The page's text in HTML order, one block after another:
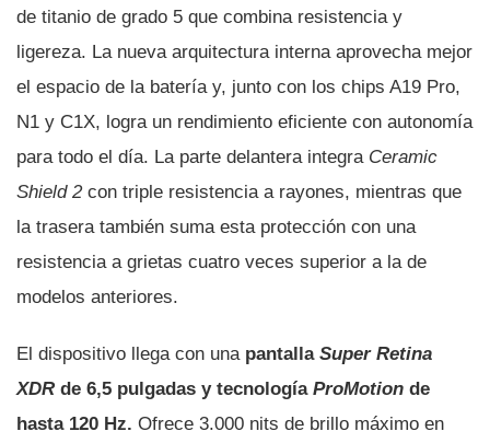
de titanio de grado 5 que combina resistencia y
ligereza. La nueva arquitectura interna aprovecha mejor
el espacio de la batería y, junto con los chips A19 Pro,
N1 y C1X, logra un rendimiento eficiente con autonomía
para todo el día. La parte delantera integra Ceramic
Shield 2con triple resistencia a rayones, mientras que
la trasera también suma esta protección con una
resistencia a grietas cuatro veces superior a la de
modelos anteriores.
El dispositivo llega con una pantallaSuper Retina
XDR de 6,5 pulgadas y tecnología ProMotion de
hasta 120 Hz. Ofrece 3.000 nits de brillo máximo en